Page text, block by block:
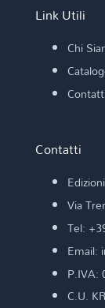
Link Utili
Chi
Contatti
Via
Tel:
Email:
P.IVA:
C.U.